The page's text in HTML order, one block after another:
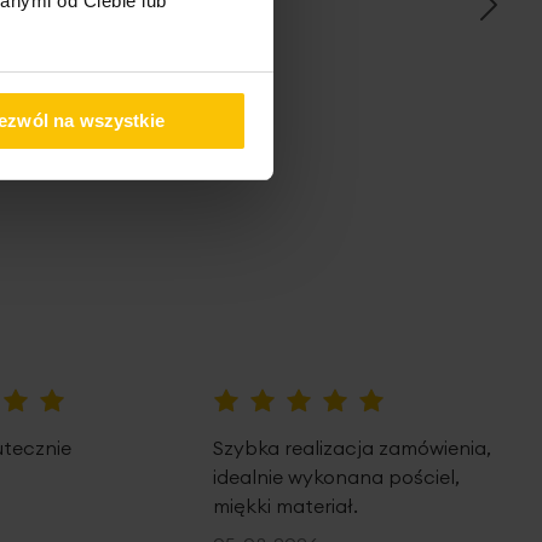
na wszystkie
Szybka realizacja zamówienia,
idealnie wykonana pościel,
miękki materiał.